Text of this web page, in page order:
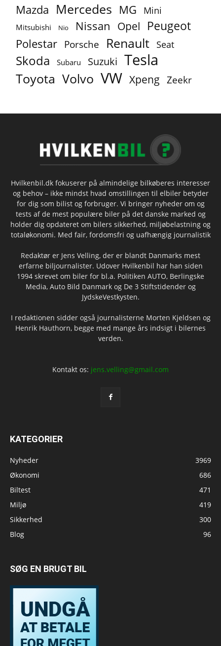
Mazda Mercedes MG Mini
Mitsubishi Nio Nissan Opel Peugeot
Polestar Porsche Renault Seat
Skoda Subaru Suzuki Tesla
Toyota Volvo VW Xpeng Zeekr
Hvilkenbil.dk fokuserer på almindelige bilkøberes interesser
og behov – ikke mindst hvad omstillingen til elbiler betyder
for dig som bilist og forbruger. Vi bringer nyheder om og
tests af de mest populære biler på det danske marked og
holder dig opdateret om bilers sikkerhed, miljøbelastning og
totaløkonomi. Med fair, fordomsfri og uafhængig journalistik
Redaktør er Jens Velling, der er blandt Danmarks mest
erfarne biljournalister. Udover Hvilkenbil har han siden
1994 skrevet om biler for bl.a. Politiken AUTO, Berlingske
Media, Auto Bild Danmark og De 3 Stiftstidender og
JydskeVestkysten.
I redaktionen sidder også journalisterne Morten Kjeldsen og
Henrik Hauthorn, begge med mange års indsigt i bilernes
verden.
Kontakt os: jens.velling@gmail.com
KATEGORIER
Nyheder
3969
Økonomi
686
Biltest
471
Miljø
419
Sikkerhed
300
Blog
96
SØG EN BRUGT BIL